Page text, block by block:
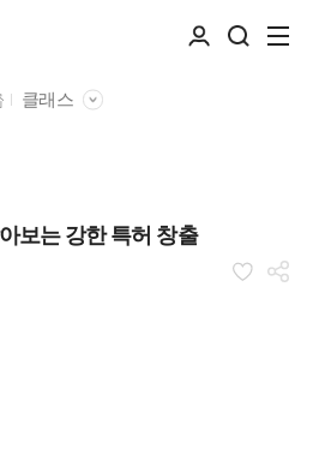
클래스
보는 강한 특허 창출